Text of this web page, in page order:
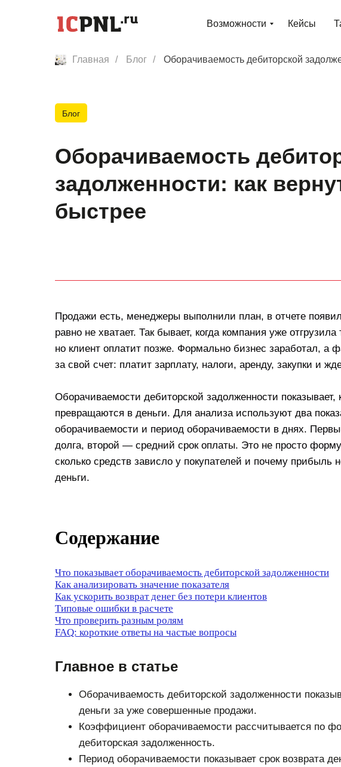
Кейсы
Возможности
Главная / Блог / Оборачиваемость дебиторской
Блог
Оборачиваемость
задолженности: как
быстрее
Продажи есть, менеджеры выполнили план, в отчете
равно не хватает. Так бывает, когда компания уже
но клиент оплатит позже. Формально бизнес заработал, а
за свой счет: платит зарплату, налоги, аренду, закупки и
Оборачиваемости дебиторской задолженности показывает,
превращаются в деньги. Для анализа используют два
оборачиваемости и период оборачиваемости в днях.
долга, второй — средний срок оплаты. Это не просто
сколько средств зависло у покупателей и почему прибыль
деньги.
Содержание
Что показывает оборачиваемость дебиторской задолженности
Как анализировать значение показателя
Как ускорить возврат денег без потери клиентов
Типовые ошибки в расчете
Что проверить разным ролям
FAQ: короткие ответы на частые вопросы
Главное в статье
Оборачиваемость дебиторской задолженности
деньги за уже совершенные продажи.
Коэффициент оборачиваемости рассчитывается по
дебиторская задолженность.
Период оборачиваемости показывает срок возврата